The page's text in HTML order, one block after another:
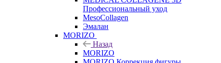
Профессиональный уход
MesoCollagen
Эмалан
MORIZO
Назад
MORIZO